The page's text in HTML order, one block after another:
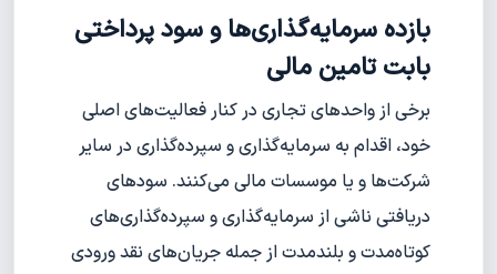
بازده سرمایه‌گذاری‌ها و سود پرداختی
بابت تامین مالی
برخی از واحد‌های تجاری در کنار فعالیت‌های اصلی
خود، اقدام به سرمایه‌گذاری‌ و سپرده‌گذاری در سایر
شرکت‌ها و یا موسسات مالی می‌کنند. سودهای
دریافتی ناشی از سرمایه‌گذاری و سپرده‌گذاری‌های
کوتاه‌مدت و بلند‌مدت از جمله جریان‌های نقد ورودی